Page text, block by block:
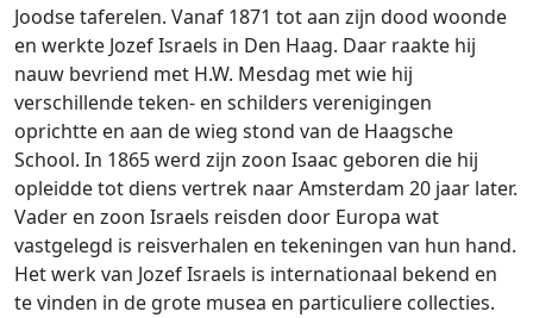
Joodse taferelen. Vanaf 1871 tot aan zijn dood woonde
en werkte Jozef Israels in Den Haag. Daar raakte hij
nauw bevriend met H.W. Mesdag met wie hij
verschillende teken- en schilders verenigingen
oprichtte en aan de wieg stond van de Haagsche
School. In 1865 werd zijn zoon Isaac geboren die hij
opleidde tot diens vertrek naar Amsterdam 20 jaar later.
Vader en zoon Israels reisden door Europa wat
vastgelegd is reisverhalen en tekeningen van hun hand.
Het werk van Jozef Israels is internationaal bekend en
te vinden in de grote musea en particuliere collecties.